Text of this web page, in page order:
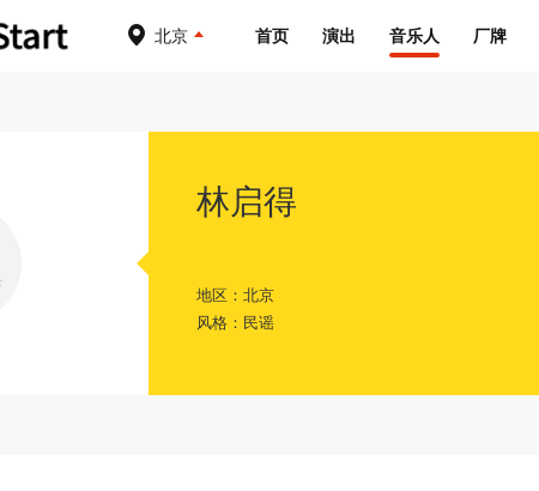
北京 首页 演出 音乐人 厂牌
林启得
地区：北京
风格：民谣